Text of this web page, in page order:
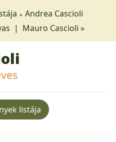
Andrea Cascioli
| Mauro Cascioli »
listája